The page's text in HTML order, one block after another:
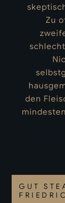
Zu
den
GUT